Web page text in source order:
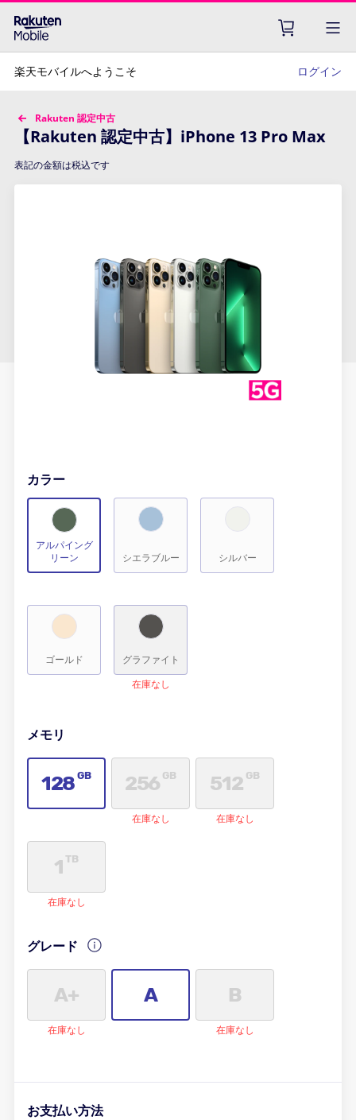
楽天モバイルへようこそ ログイン
Rakuten 認定中古
【Rakuten 認定中古】iPhone 13 Pro Max
表記の金額は税込です
カラー
アルパイング
リーン
シエラブルー シルバー
ゴールド
グラファイト
在庫なし
メモリ
128 GB 256 GB
在庫なし
512 GB
在庫なし
1 TB
在庫なし
グレード
A+
在庫なし
A B
在庫なし
お支払い方法